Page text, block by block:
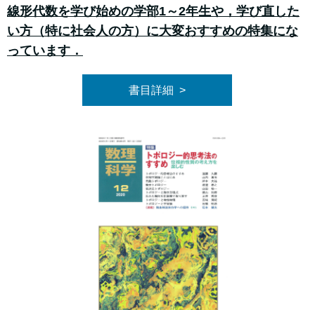
線形代数を学び始めの学部1～2年生や，学び直した
い方（特に社会人の方）に大変おすすめの特集にな
っています．
書目詳細